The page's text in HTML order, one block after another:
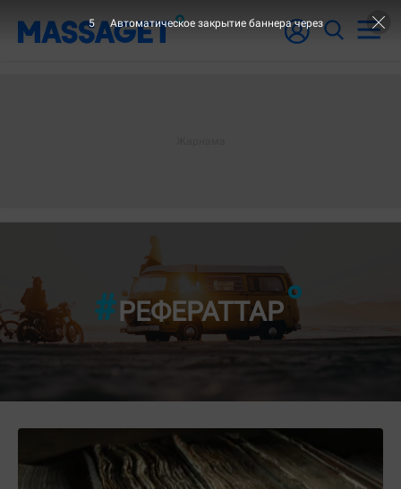
РЕФЕРАТТАР
3 Автоматическое закрытие баннера через